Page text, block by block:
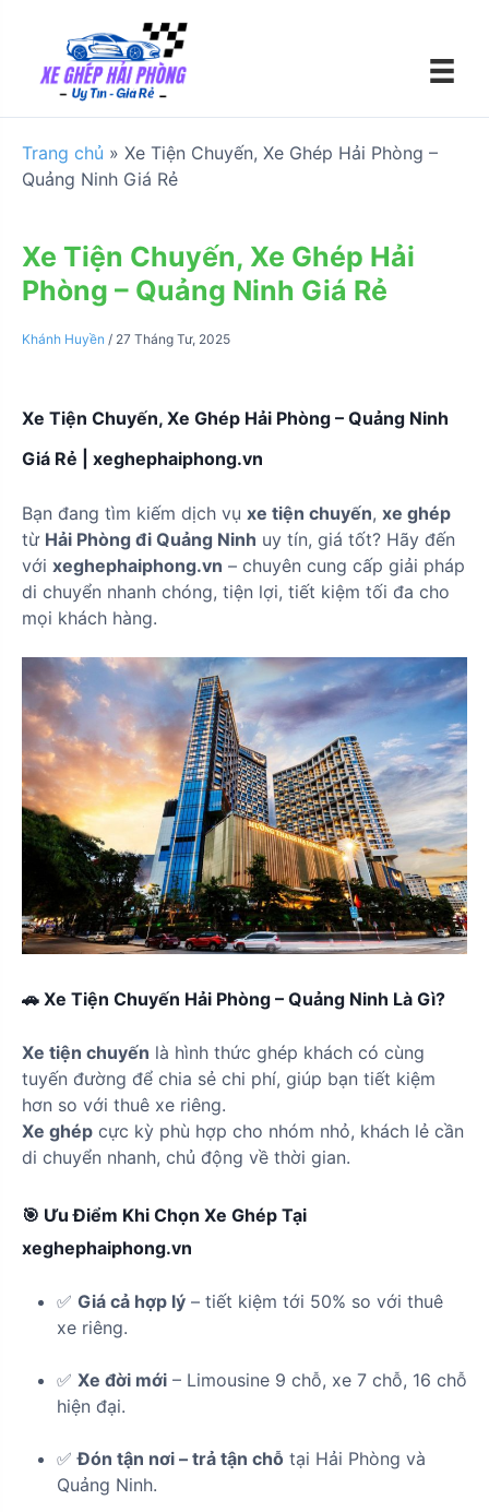
t
Trang chủ » Xe Tiện Chuyến, Xe Ghép Hải Phòng –
Quảng Ninh Giá Rẻ
Xe Tiện Chuyến, Xe Ghép Hải
Phòng – Quảng Ninh Giá Rẻ
Khánh Huyền / 27 Tháng Tư, 2025
Xe Tiện Chuyến, Xe Ghép Hải Phòng – Quảng Ninh
Giá Rẻ | xeghephaiphong.vn
Bạn đang tìm kiếm dịch vụ xe tiện chuyến, xe ghép
từ Hải Phòng đi Quảng Ninh uy tín, giá tốt? Hãy đến
với xeghephaiphong.vn – chuyên cung cấp giải pháp
di chuyển nhanh chóng, tiện lợi, tiết kiệm tối đa cho
mọi khách hàng.
🚗 Xe Tiện Chuyến Hải Phòng – Quảng Ninh Là Gì?
Xe tiện chuyến là hình thức ghép khách có cùng
tuyến đường để chia sẻ chi phí, giúp bạn tiết kiệm
hơn so với thuê xe riêng.
Xe ghép cực kỳ phù hợp cho nhóm nhỏ, khách lẻ cần
di chuyển nhanh, chủ động về thời gian.
🎯 Ưu Điểm Khi Chọn Xe Ghép Tại
xeghephaiphong.vn
✅ Giá cả hợp lý – tiết kiệm tới 50% so với thuê
xe riêng.
✅ Xe đời mới – Limousine 9 chỗ, xe 7 chỗ, 16 chỗ
hiện đại.
✅Đón tận nơi – trả tận chỗ tại Hải Phòng và
Quảng Ninh.